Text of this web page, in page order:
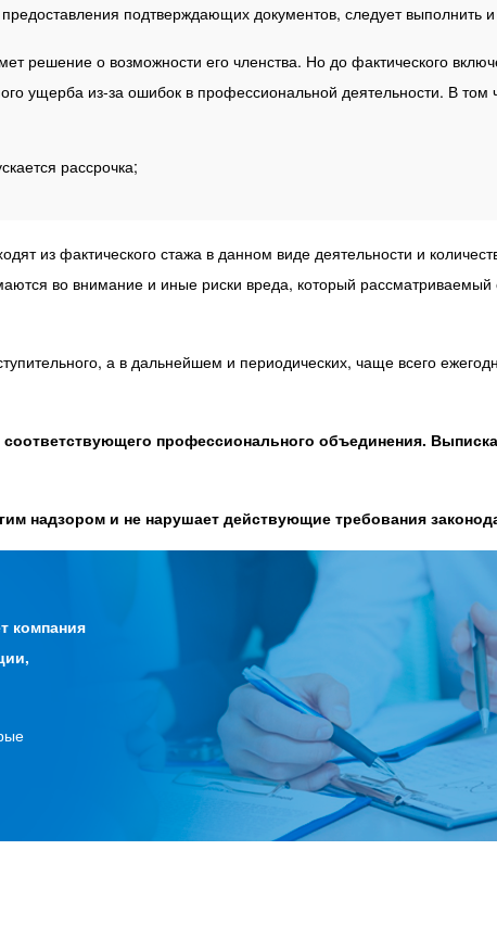
подтверждающих документов, следует выполнить и
о возможности его членства. Но до фактического
ущерба из-за ошибок в профессиональной деятельности. В
рассрочка;
из фактического стажа в данном виде деятельности и
во внимание и иные риски вреда, который
а в дальнейшем и периодических, чаще всего
профессионального объединения.
надзором и не нарушает действующие требования
компания